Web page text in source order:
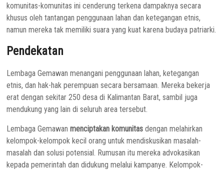
komunitas-komunitas ini cenderung terkena dampaknya secara
khusus oleh tantangan penggunaan lahan dan ketegangan etnis,
namun mereka tak memiliki suara yang kuat karena budaya patriarki.
Pendekatan
Lembaga Gemawan menangani penggunaan lahan, ketegangan
etnis, dan hak-hak perempuan secara bersamaan. Mereka bekerja
erat dengan sekitar 250 desa di Kalimantan Barat, sambil juga
mendukung yang lain di seluruh area tersebut.
Lembaga Gemawanmenciptakan komunitas dengan melahirkan
kelompok-kelompok kecil orang untuk mendiskusikan masalah-
masalah dan solusi potensial. Rumusan itu mereka advokasikan
kepada pemerintah dan didukung melalui kampanye. Kelompok-